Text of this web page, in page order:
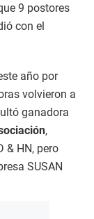
9 postores
con el
año por
volvieron a
ganadora
,
& HN, pero
SUSAN